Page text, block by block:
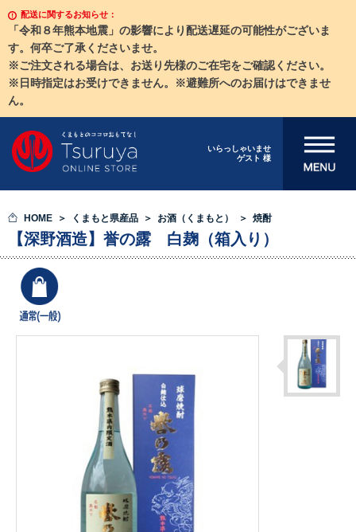
配送に関するお知らせ：
「令和８年熊本地震」の影響により配送遅延の可能性がございま
す。何卒ご了承くださいませ。
※ご注文される場合は、お送り先様のご在宅をご確認ください。
※日時指定はお受けできません。※避難所へのお届けはできませ
ん。
いらっしゃいませ
ゲスト 様
メニューを開
HOME くまもと県産品 お酒（くまもと） 焼酎
【深野酒造】誉の露 白麹（箱入り）